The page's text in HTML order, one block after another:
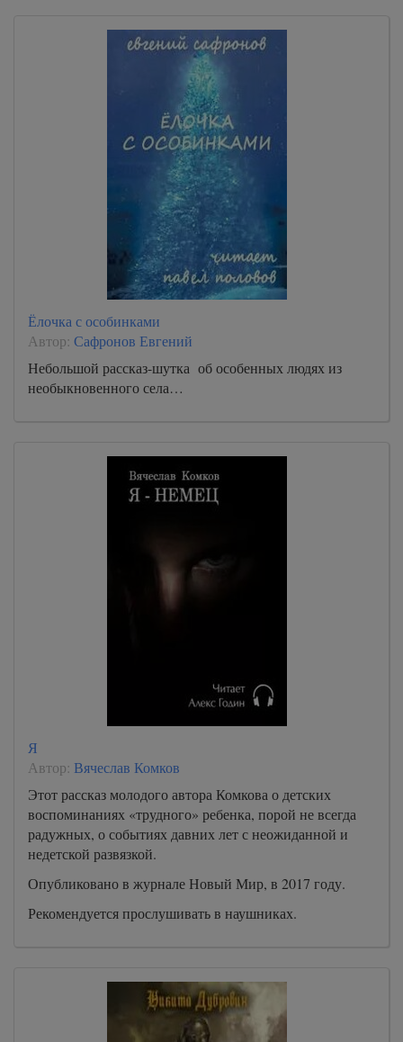
Ёлочка с особинками
Автор: Сафронов Евгений
Небольшой рассказ-шутка об особенных людях из
необыкновенного села…
Я
Автор: Вячеслав Комков
Этот рассказ молодого автора Комкова о детских
воспоминаниях «трудного» ребенка, порой не всегда
радужных, о событиях давних лет с неожиданной и
недетской развязкой.
Опубликовано в журнале Новый Мир, в 2017 году.
Рекомендуется прослушивать в наушниках.